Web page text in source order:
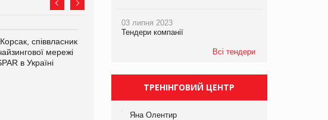
співвласник
мережі
в Україні
виробництва
компанії «УкраМарин»
03 липня 2023
Тендери компанії
Всі тендери
ТРЕНІНГОВИЙ ЦЕНТР
Яна Олентир